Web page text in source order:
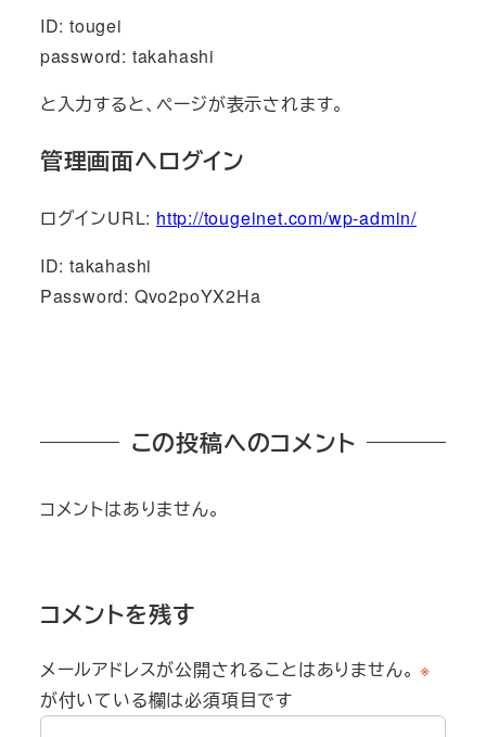
ID: tougei
password: takahashi
と入力すると、ページが表示されます。
管理画面へログイン
ログインURL: http://tougeinet.com/wp-admin/
ID: takahashi
Password: Qvo2poYX2Ha
この投稿へのコメント
コメントはありません。
コメントを残す
メールアドレスが公開されることはありません。 ※
が付いている欄は必須項目です